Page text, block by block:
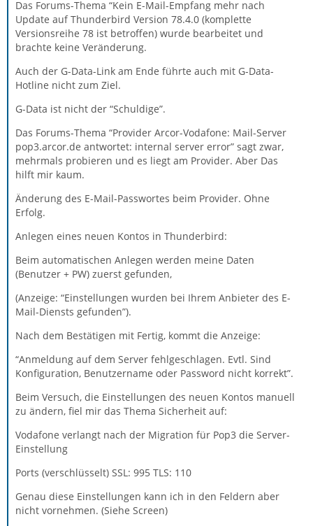
Das Forums-Thema “Kein E-Mail-Empfang mehr nach
Update auf Thunderbird Version 78.4.0 (komplette
Versionsreihe 78 ist betroffen) wurde bearbeitet und
brachte keine Veränderung.
Auch der G-Data-Link am Ende führte auch mit G-Data-
Hotline nicht zum Ziel.
G-Data ist nicht der “Schuldige”.
Das Forums-Thema “Provider Arcor-Vodafone: Mail-Server
pop3.arcor.de antwortet: internal server error” sagt zwar,
mehrmals probieren und es liegt am Provider. Aber Das
hilft mir kaum.
Änderung des E-Mail-Passwortes beim Provider. Ohne
Erfolg.
Anlegen eines neuen Kontos in Thunderbird:
Beim automatischen Anlegen werden meine Daten
(Benutzer + PW) zuerst gefunden,
(Anzeige: “Einstellungen wurden bei Ihrem Anbieter des E-
Mail-Diensts gefunden”).
Nach dem Bestätigen mit Fertig, kommt die Anzeige:
“Anmeldung auf dem Server fehlgeschlagen. Evtl. Sind
Konfiguration, Benutzername oder Password nicht korrekt”.
Beim Versuch, die Einstellungen des neuen Kontos manuell
zu ändern, fiel mir das Thema Sicherheit auf:
Vodafone verlangt nach der Migration für Pop3 die Server-
Einstellung
Ports (verschlüsselt) SSL: 995 TLS: 110
Genau diese Einstellungen kann ich in den Feldern aber
nicht vornehmen. (Siehe Screen)